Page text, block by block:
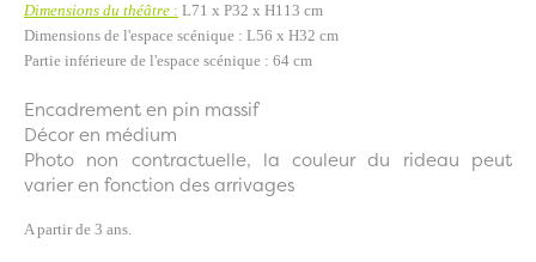
Dimensions du théâtre : L71 x P32 x H113 cm
Dimensions de l'espace scénique : L56 x H32 cm
Partie inférieure de l'espace scénique : 64 cm
Encadrement en pin massif
Décor en médium
Photo non contractuelle, la couleur du rideau peut
varier en fonction des arrivages
A partir de 3 ans.